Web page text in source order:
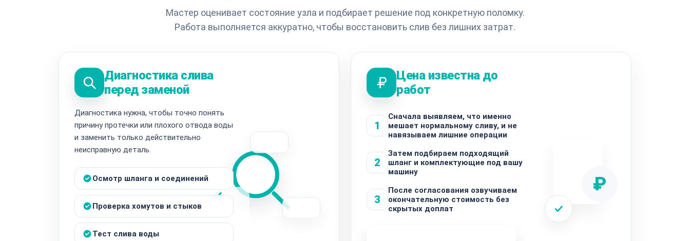
Мастер оценивает состояние узла и подбирает решение под конкретную поломку.
Работа выполняется аккуратно, чтобы восстановить слив без лишних затрат.
Диагностика слива
перед заменой
Диагностика нужна, чтобы точно понять
причину протечки или плохого отвода воды
и заменить только действительно
неисправную деталь.
Осмотр шланга и соединений
Проверка хомутов и стыков
Тест слива воды
Цена известна до
работ
1
Сначала выявляем, что именно
мешает нормальному сливу, и не
навязываем лишние операции
2
Затем подбираем подходящий
шланг и комплектующие под вашу
машину
3
После согласования озвучиваем
окончательную стоимость без
скрытых доплат
₽